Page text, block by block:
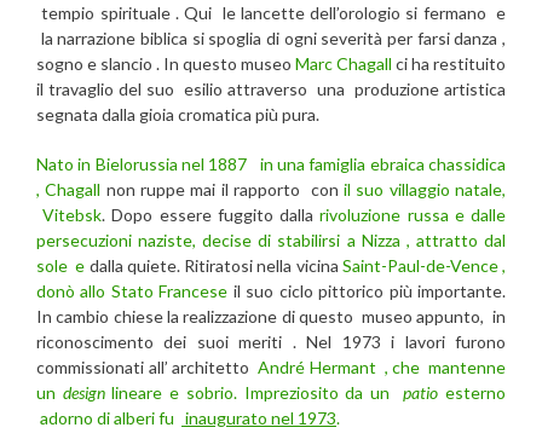
tempio spirituale . Qui le lancette dell’orologio si fermano e
la narrazione biblica si spoglia di ogni severità per farsi danza ,
sogno e slancio . In questo museo Marc Chagall ci ha restituito
il travaglio del suo esilio attraverso una produzione artistica
segnata dalla gioia cromatica più pura.
Nato in Bielorussia nel 1887
in una famiglia ebraica chassidica
, Chagall non ruppe mai il rapporto conil suo villaggio natale,
Vitebsk. Dopo essere fuggito dallarivoluzione russa e dalle
persecuzioni naziste, decise di stabilirsi a Nizza , attratto dal
sole e dalla quiete. Ritiratosi nella vicina Saint-Paul-de-Vence ,
donò allo Stato Francese il suo ciclo pittorico più importante.
In cambio chiese la realizzazione di questo museo appunto, in
riconoscimento dei suoi meriti . Nel 1973 i lavori furono
commissionati all’ architetto André Hermant , che mantenne
un designlineare e sobrio. Impreziosito da unpatio esterno
adorno di alberi fu inaugurato nel 1973.